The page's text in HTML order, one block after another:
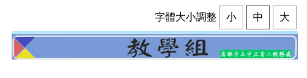
字體大小調整 小 中 大